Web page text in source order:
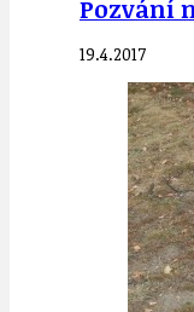
Pozvání
19.4.2017